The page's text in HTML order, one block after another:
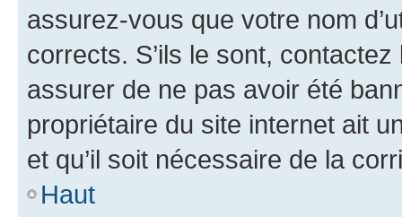
assurez-vous que votre nom
corrects. S’ils le sont,
assurer de ne pas avoir été
propriétaire du site internet ait
et qu’il soit nécessaire de la
Haut